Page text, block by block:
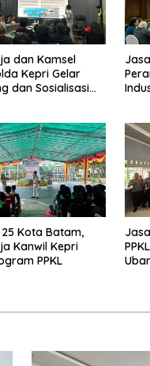
dan Kamsel
Kepri Gelar
dan Sosialisasi
25 Kota Batam,
Kanwil Kepri
PPKL